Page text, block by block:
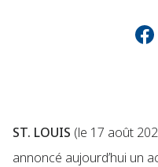
ST. LOUIS (le 17 août
annoncé aujourd’hui un